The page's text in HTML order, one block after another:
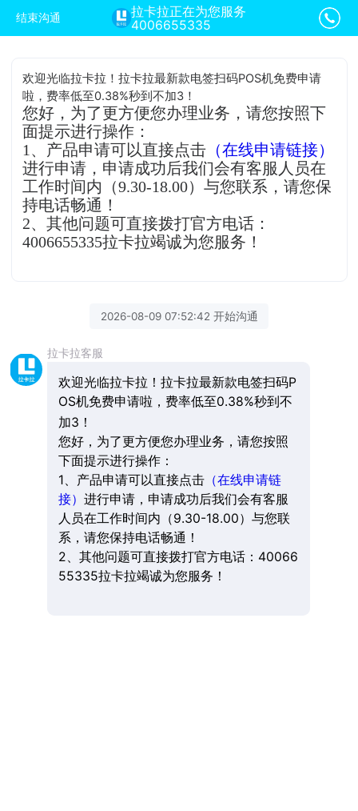
结束沟通
拉卡拉正在为您服务
4006655335
欢迎光临拉卡拉！拉卡拉最新款电签扫码POS机免费申请
啦，费率低至0.38%秒到不加3！
您好，为了更方便您办理业务，请您按照下
面提示进行操作：
1、产品申请可以直接点击 （在线申请链接）
进行申请，申请成功后我们会有客服人员在
工作时间内（9.30-18.00）与您联系，请您保
持电话畅通！
2、其他问题可直接拨打官方电话：
4006655335拉卡拉竭诚为您服务！
2026-08-09 07:52:42 开始沟通
拉卡拉客服
欢迎光临拉卡拉！拉卡拉最新款电签扫码P
OS机免费申请啦，费率低至0.38%秒到不
加3！
您好，为了更方便您办理业务，请您按照
下面提示进行操作：
1、产品申请可以直接点击（在线申请链
接） 进行申请，申请成功后我们会有客服
人员在工作时间内（9.30-18.00）与您联
系，请您保持电话畅通！
2、其他问题可直接拨打官方电话：40066
55335拉卡拉竭诚为您服务！